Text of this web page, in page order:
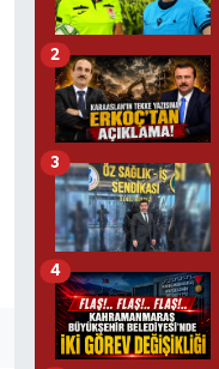
2
3
4